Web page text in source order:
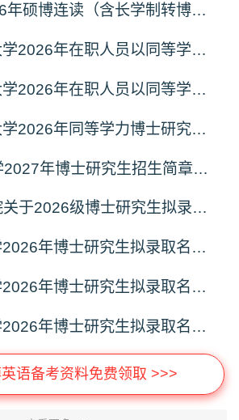
东华大学2026年硕博连读（含长学制转博）博士研究生拟录取名单公示
成都中医药大学2026年在职人员以同等学力申请中西医结合博士学术学位招生章程
成都中医药大学2026年在职人员以同等学力申请中医博士专业学位招生章程
河南中医药大学2026年同等学力博士研究生招生拟进入复试人员名单公示
国防科技大学2027年博士研究生招生简章（预发版）
上海政法学院关于2026级博士研究生拟录取后续相关事宜的通知
武汉工程大学2026年博士研究生拟录取名单公示（普通招考）（第四批）
武汉工程大学2026年博士研究生拟录取名单公示（普通招考）（第五批）
武汉工程大学2026年博士研究生拟录取名单公示（普通招考）（第六批）
语备考资料免费领取 >>>